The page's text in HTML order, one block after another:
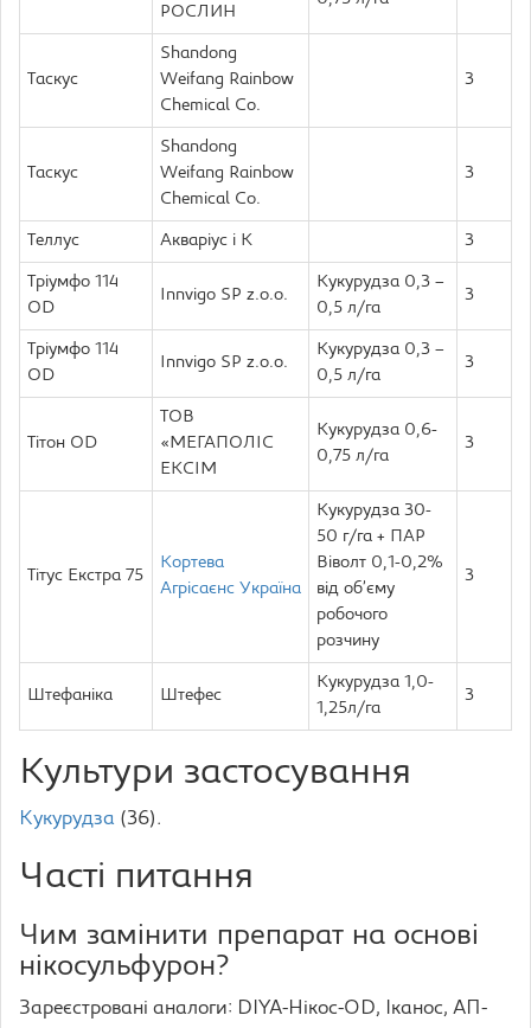
РОСЛИН
Таскус
Shandong
Weifang Rainbow
Chemical Co.
3
Таскус
Shandong
Weifang Rainbow
Chemical Co.
3
Теллус Акваріус і К 3
Тріумфо 114
OD
Innvigo SP z.o.o.
Кукурудза 0,3 –
0,5 л/га
3
Тріумфо 114
OD
Innvigo SP z.o.o.
Кукурудза 0,3 –
0,5 л/га
3
Тітон OD
TOB
«МЕГАПОЛІС
EKCІM
Кукурудза 0,6-
0,75 л/га
3
Тітус Екстра 75
Кортева
Агрісаєнс Україна
Кукурудза 30-
50 г/га + ПАР
Віволт 0,1-0,2%
від об’єму
робочого
розчину
3
Штефаніка Штефес
Кукурудза 1,0-
1,25л/га
3
Культури застосування
Кукурудза (36).
Часті питання
Чим замінити препарат на основі
нікосульфурон?
Зареєстровані аналоги: DIYA-Нікос-OD, Іканос, АП-